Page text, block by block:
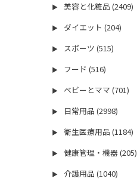
▶ 美容と化粧品 (2409)
▶ ダイエット (204)
▶ スポーツ (515)
▶ フード (516)
▶ ベビーとママ (701)
▶ 日常用品 (2998)
▶ 衛生医療用品 (1184)
▶ 健康管理・機器 (205)
▶ 介護用品 (1040)